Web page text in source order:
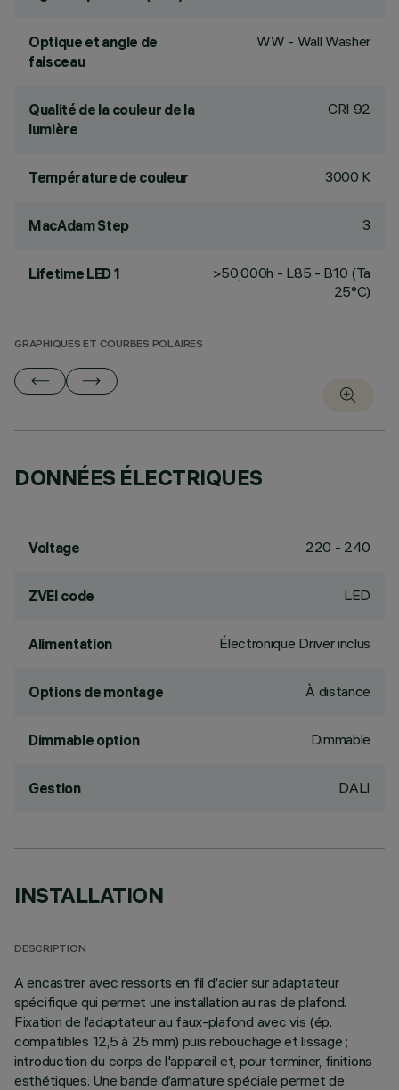
Optique et angle de
faisceau
WW - Wall Washer
Qualité de la couleur de la
lumière
CRI 92
Température de couleur 3000 K
MacAdam Step 3
Lifetime LED 1
>50,000h - L85 - B10 (Ta
25°C)
GRAPHIQUES ET COURBES POLAIRES
DONNÉES ÉLECTRIQUES
Voltage 220 - 240
ZVEI code LED
Alimentation Électronique Driver inclus
Options de montage À distance
Dimmable option Dimmable
Gestion DALI
INSTALLATION
DESCRIPTION
A encastrer avec ressorts en fil d'acier sur adaptateur
spécifique qui permet une installation au ras de plafond.
Fixation de l’adaptateur au faux-plafond avec vis (ép.
compatibles 12,5 à 25 mm) puis rebouchage et lissage ;
introduction du corps de l'appareil et, pour terminer, finitions
esthétiques. Une bande d’armature spéciale permet de